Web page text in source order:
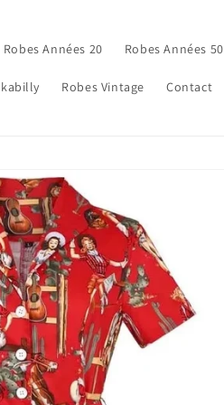
Robes Années 20 Robes Années 50
Robes Vintage Contact